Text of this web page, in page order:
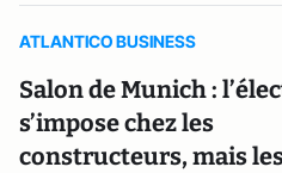
ATLANTICO BUSINESS
Salon de Munich :
s’impose chez les
constructeurs, mais